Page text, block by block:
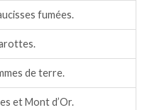
fumées.
de terre.
et Mont d’Or.